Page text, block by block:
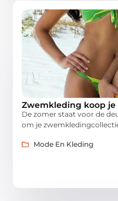
Zwemkleding koop
De zomer staat voor de
om je
Mode En Kleding